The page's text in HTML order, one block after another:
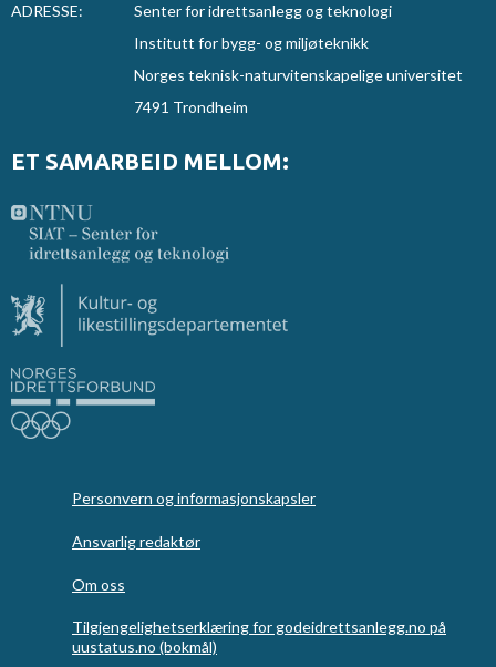
ADRESSE:
Senter for idrettsanlegg og teknologi
Institutt for bygg- og miljøteknikk
Norges teknisk-naturvitenskapelige universitet
7491 Trondheim
ET SAMARBEID MELLOM:
Personvern og informasjonskapsler
Ansvarlig redaktør
Om oss
Tilgjengelighetserklæring for godeidrettsanlegg.no på
uustatus.no (bokmål)